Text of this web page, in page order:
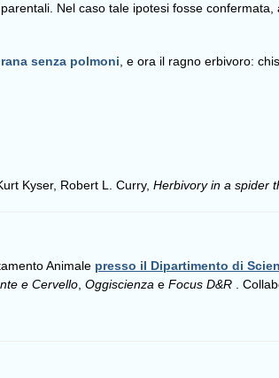
Nel caso tale ipotesi fosse
rana senza polmoni , e ora il ragno erbivoro:
Kyser, Robert L. Curry, Herbivory in a spider
Animale presso il Dipartimento di
e Cervello Oggiscienza e Focus D&R .